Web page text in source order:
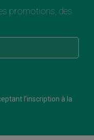
promotions, des
l’inscription à la